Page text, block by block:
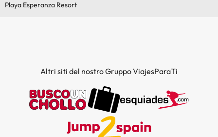
Playa Esperanza Resort
Altri siti del nostro Gruppo ViajesParaTi